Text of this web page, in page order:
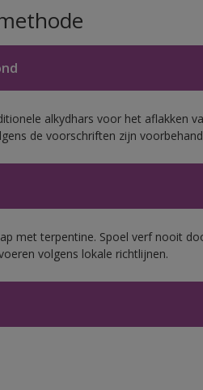
alkydhars voor het aflakken
de voorschriften zijn
met terpentine. Spoel verf nooit
volgens lokale richtlijnen.